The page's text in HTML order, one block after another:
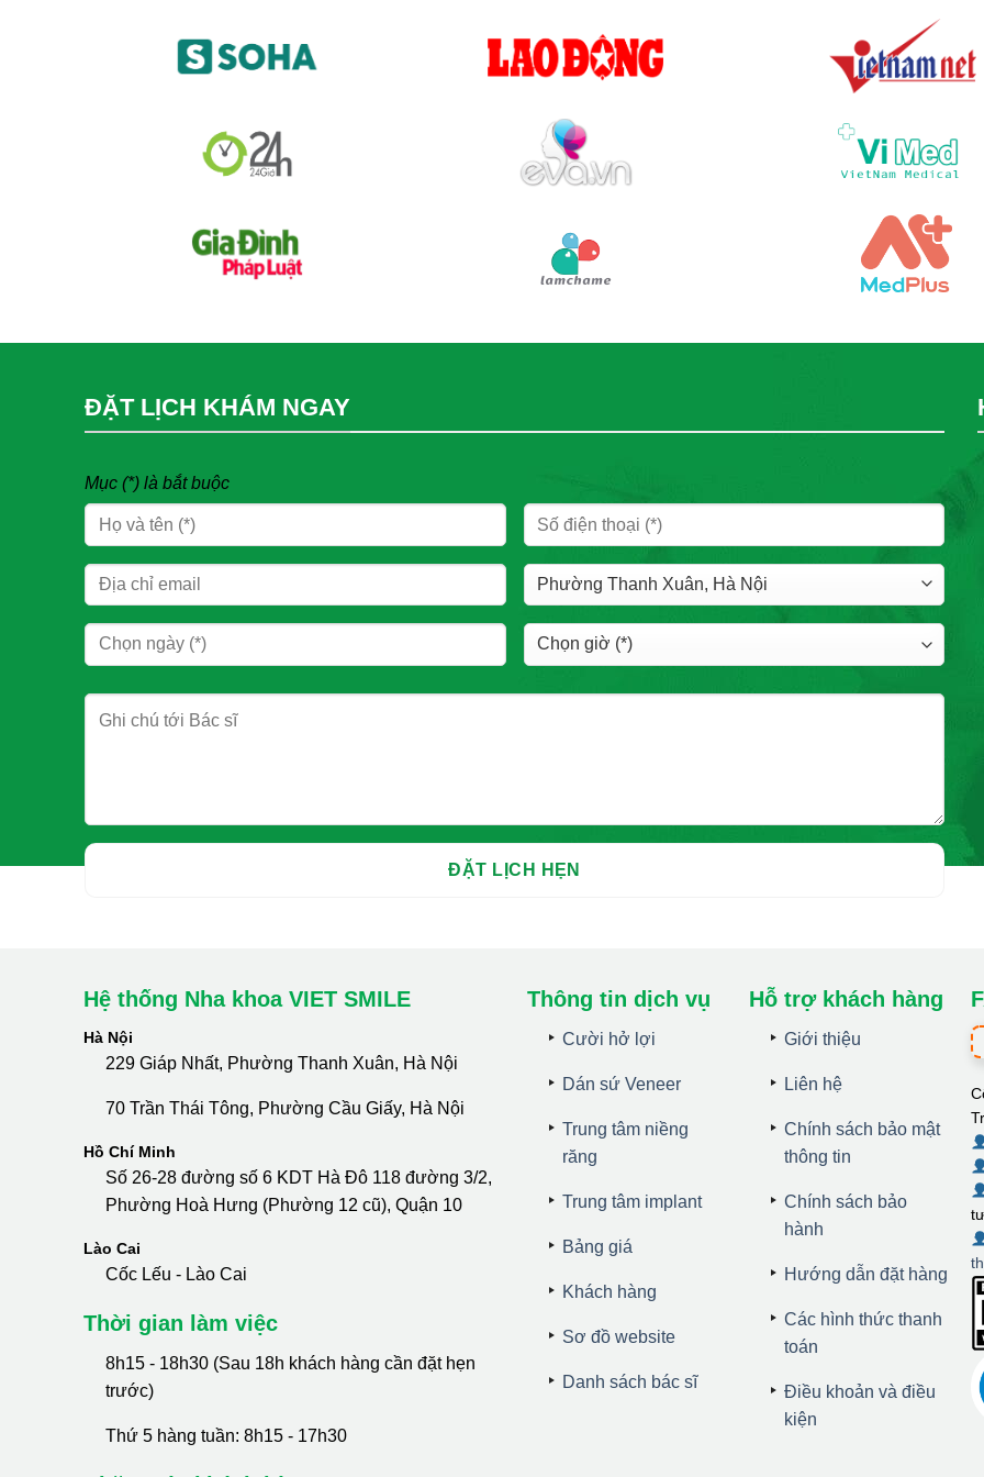
ĐẶT LỊCH KHÁM NGAY
Mục (*) là bắt buộc
Hệ thống Nha khoa VIET SMILE
Hà Nội
229 Giáp Nhất, Phường Thanh Xuân, Hà Nội
70 Trần Thái Tông, Phường Cầu Giấy, Hà Nội
Hồ Chí Minh
Số 26-28 đường số 6 KDT Hà Đô 118 đường 3/2,
Phường Hoà Hưng (Phường 12 cũ), Quận 10
Lào Cai
Cốc Lếu - Lào Cai
Thời gian làm việc
8h15 - 18h30 (Sau 18h khách hàng cần đặt hẹn
trước)
Thứ 5 hàng tuần: 8h15 - 17h30
Thông tin dịch vụ
Cười hở lợi
Dán sứ Veneer
Trung tâm niềng
răng
Trung tâm implant
Bảng giá
Khách hàng
Sơ đồ website
Danh sách bác sĩ
Hỗ trợ khách hàng
Giới thiệu
Liên hệ
Chính sách bảo mật
thông tin
Chính sách bảo
hành
Hướng dẫn đặt hàng
Các hình thức thanh
toán
Điều khoản và điều
kiện